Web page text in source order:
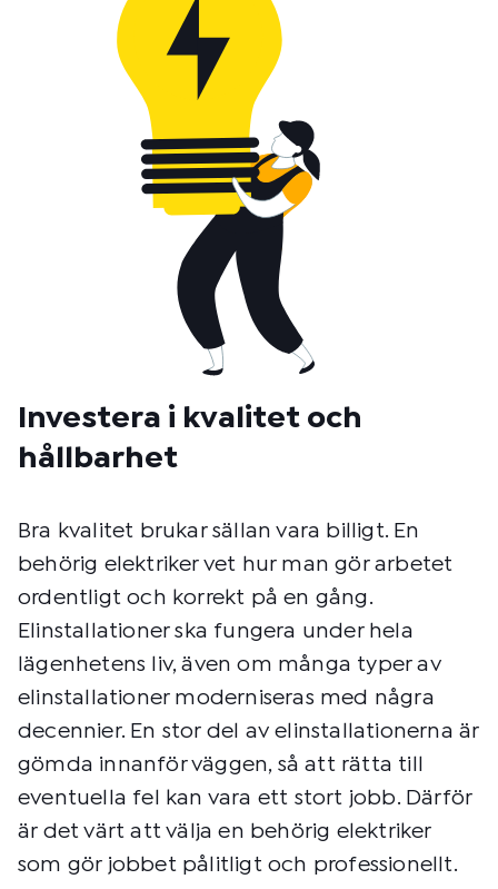
Investera i kvalitet och
hållbarhet
Bra kvalitet brukar sällan vara billigt. En
behörig elektriker vet hur man gör arbetet
ordentligt och korrekt på en gång.
Elinstallationer ska fungera under hela
lägenhetens liv, även om många typer av
elinstallationer moderniseras med några
decennier. En stor del av elinstallationerna är
gömda innanför väggen, så att rätta till
eventuella fel kan vara ett stort jobb. Därför
är det värt att välja en behörig elektriker
som gör jobbet pålitligt och professionellt.